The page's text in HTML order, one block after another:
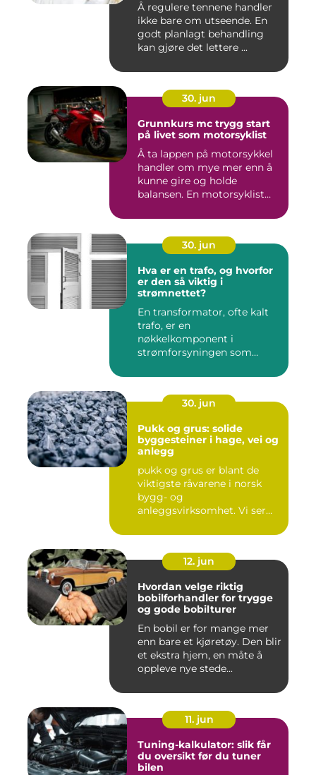
Å regulere tennene handler
ikke bare om utseende. En
godt planlagt behandling
kan gjøre det lettere ...
30. jun
Grunnkurs mc trygg start
på livet som motorsyklist
Å ta lappen på motorsykkel
handler om mye mer enn å
kunne gire og holde
balansen. En motorsyklist
30. jun
Hva er en trafo, og hvorfor
er den så viktig i
strømnettet?
En transformator, ofte kalt
trafo, er en
nøkkelkomponent i
strømforsyningen som
30. jun
Pukk og grus: solide
byggesteiner i hage, vei og
anlegg
pukk og grus er blant de
viktigste råvarene i norsk
bygg- og
anleggsvirksomhet. Vi ser
12. jun
Hvordan velge riktig
bobilforhandler for trygge
og gode bobilturer
En bobil er for mange mer
enn bare et kjøretøy. Den blir
et ekstra hjem, en måte å
oppleve nye stede...
11. jun
Tuning-kalkulator: slik får
du oversikt før du tuner
bilen